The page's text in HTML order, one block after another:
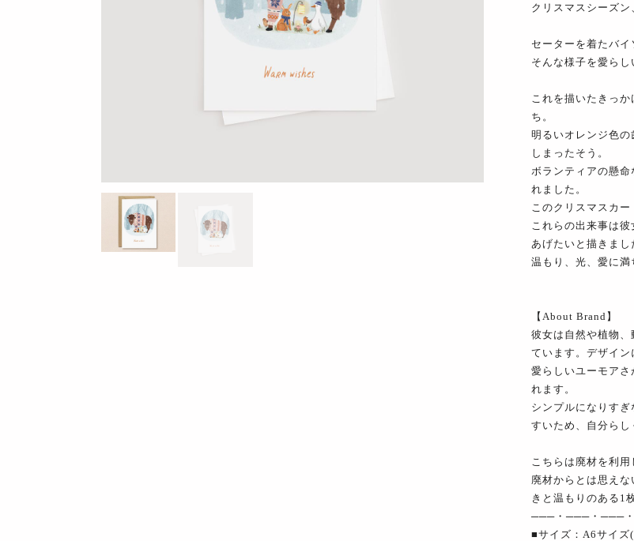
クリスマスシーズ
セーターを着たバ
そんな様子を愛らし
これを描いたきっ
ち。
明るいオレンジ色
しまったそう。
ボランティアの懸
れました。
このクリスマスカ
これらの出来事は
あげたいと描きまし
温もり、光、愛に満
【About Brand】
彼女は自然や植物
ています。デザイ
愛らしいユーモアさ
れます。
シンプルになりす
すいため、自分らし
こちらは廃材を利
廃材からとは思え
きと温もりのある1
───・───・───
■サイズ：A6サイ